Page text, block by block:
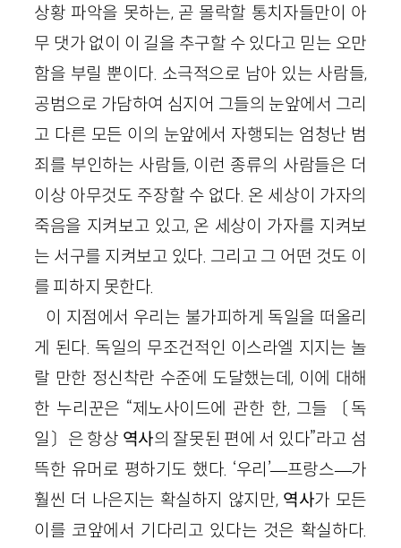
상황 파악을 못하는, 곧 몰락할 통치자들만이 아
무 댓가 없이 이 길을 추구할 수 있다고 믿는 오만
함을 부릴 뿐이다. 소극적으로 남아 있는 사람들,
공범으로 가담하여 심지어 그들의 눈앞에서 그리
고 다른 모든 이의 눈앞에서 자행되는 엄청난 범
죄를 부인하는 사람들, 이런 종류의 사람들은 더
이상 아무것도 주장할 수 없다. 온 세상이 가자의
죽음을 지켜보고 있고, 온 세상이 가자를 지켜보
는 서구를 지켜보고 있다. 그리고 그 어떤 것도 이
를 피하지 못한다.
이 지점에서 우리는 불가피하게 독일을 떠올리
게 된다. 독일의 무조건적인 이스라엘 지지는 놀
랄 만한 정신착란 수준에 도달했는데, 이에 대해
한 누리꾼은 “제노사이드에 관한 한, 그들〔독
일〕은 항상 역사의 잘못된 편에 서 있다”라고 섬
뜩한 유머로 평하기도 했다. ‘우리’—프랑스—가
훨씬 더 나은지는 확실하지 않지만, 역사가 모든
이를 코앞에서 기다리고 있다는 것은 확실하다.